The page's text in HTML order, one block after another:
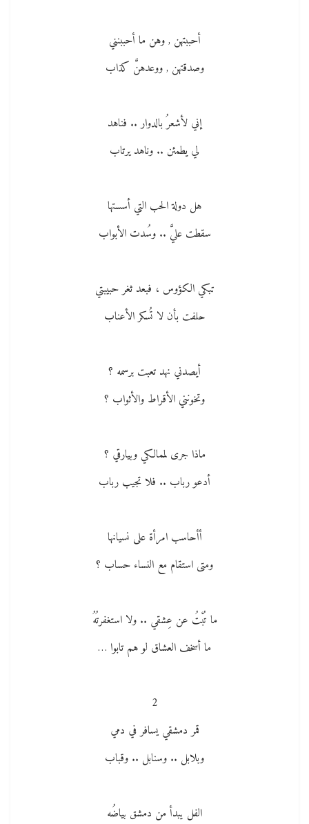
أحببتهن , وهن ما أحببنني
وصدقتهن , ووعدهنَّ كذاب
إني لأشعرُ بالدوار .. فناهد
لي يطمئن .. وناهد يرتاب
هل دولة الحب التي أسستها
سقطت عليَّ .. وسُدت الأبواب
تبكي الكؤوس ، فبعد ثغر حبيبتي
حلفت بأن لا تُسكر الأعناب
أيصدني نهد تعبت برسمه ؟
وتخونني الأقراط والأثواب ؟
ماذا جرى لممالكي وبيارقي ؟
أدعو رباب .. فلا تجيب رباب
أأحاسب امرأة على نسيانها
ومتى استقام مع النساء حساب ؟
ما تُبْتُ عن عِشقي .. ولا استغفرتُهُ
ما أسخف العشاق لو هم تابوا …
2
قمر دمشقي يسافر في دمي
وبلابل .. وسنابل .. وقباب
الفل يبدأ من دمشق بياضُه